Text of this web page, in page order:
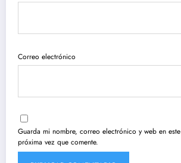
Correo electrónico
Guarda mi nombre, correo electrónico y web en
próxima vez que comente.